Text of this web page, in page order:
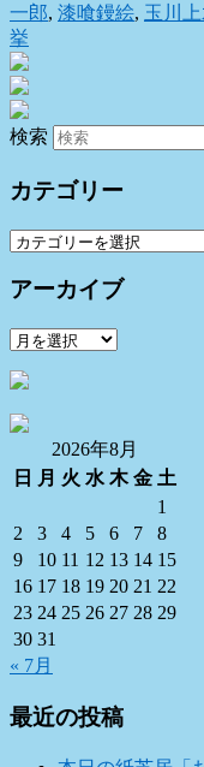
一郎, 漆喰鏝絵, 玉川
挙
検索
カテゴリー
カ
ゴ
ー
アーカイブ
ア
カ
イ
ブ
2026年8月
日
月 火 水 木 金 土
1
2
3 4 5 6 7
8
9
10 11 12 13 14 15
16 17 18 19 20 21 22
23 24 25 26 27 28 29
30 31
« 7月
最近の投稿